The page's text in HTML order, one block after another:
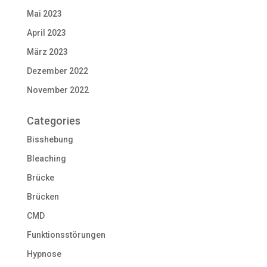
Mai 2023
April 2023
März 2023
Dezember 2022
November 2022
Categories
Bisshebung
Bleaching
Brücke
Brücken
CMD
Funktionsstörungen
Hypnose